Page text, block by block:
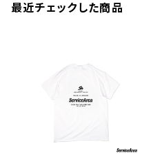
最近チェックした商品